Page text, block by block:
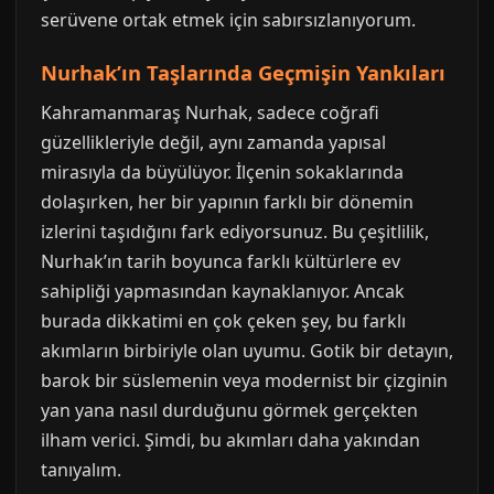
serüvene ortak etmek için sabırsızlanıyorum.
Nurhak’ın Taşlarında Geçmişin Yankıları
Kahramanmaraş Nurhak, sadece coğrafi
güzellikleriyle değil, aynı zamanda yapısal
mirasıyla da büyülüyor. İlçenin sokaklarında
dolaşırken, her bir yapının farklı bir dönemin
izlerini taşıdığını fark ediyorsunuz. Bu çeşitlilik,
Nurhak’ın tarih boyunca farklı kültürlere ev
sahipliği yapmasından kaynaklanıyor. Ancak
burada dikkatimi en çok çeken şey, bu farklı
akımların birbiriyle olan uyumu. Gotik bir detayın,
barok bir süslemenin veya modernist bir çizginin
yan yana nasıl durduğunu görmek gerçekten
ilham verici. Şimdi, bu akımları daha yakından
tanıyalım.